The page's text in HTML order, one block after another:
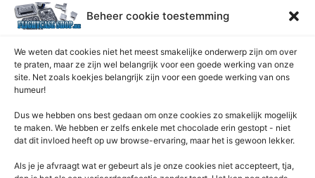
Beheer cookie toestemming
We weten dat cookies niet het meest smakelijke onderwerp zijn om over
te praten, maar ze zijn wel belangrijk voor een goede werking van onze
site. Net zoals koekjes belangrijk zijn voor een goede werking van ons
humeur!
Dus we hebben ons best gedaan om onze cookies zo smakelijk mogelijk
te maken. We hebben er zelfs enkele met chocolade erin gestopt - niet
dat dit invloed heeft op uw browse-ervaring, maar het is gewoon lekker.
Als je je afvraagt ​​wat er gebeurt als je onze cookies niet accepteert, tja,
Onderhoud pagina
Over ons
Privacybeleid
Retourrecht
Winkelwagen
Contacteer Ons